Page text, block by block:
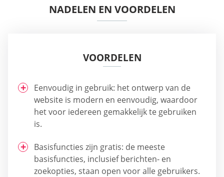
NADELEN EN VOORDELEN
VOORDELEN
Eenvoudig in gebruik: het ontwerp van de
website is modern en eenvoudig, waardoor
het voor iedereen gemakkelijk te gebruiken
is.
Basisfuncties zijn gratis: de meeste
basisfuncties, inclusief berichten- en
zoekopties, staan open voor alle gebruikers.